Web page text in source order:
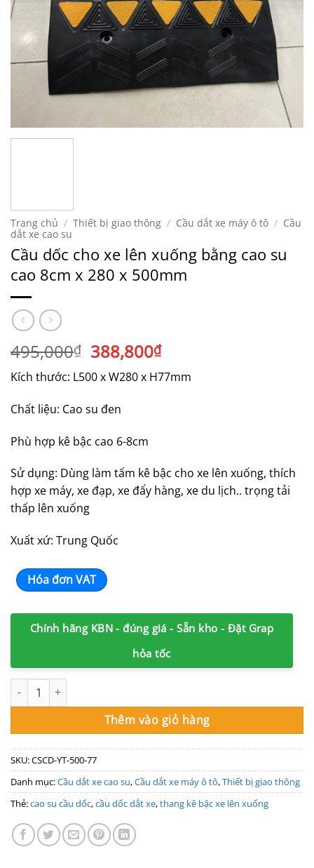
Trang chủ / Thiết bị giao thông / Cầu dắt xe máy ô tô / Cầu
dắt xe cao su
Cầu dốc cho xe lên xuống bằng cao su
cao 8cm x 280 x 500mm
495,000₫ Giá
gốc
là:
495,000₫.
388,800₫Giá
hiện
tại
Kích thước: L500 x W280 x H77mm
Chất liệu: Cao su đen
Phù hợp kê bậc cao 6-8cm
Sử dụng: Dùng làm tấm kê bậc cho xe lên xuống, thích
hợp xe máy, xe đạp, xe đẩy hàng, xe du lịch.. trọng tải
thấp lên xuống
Xuất xứ: Trung Quốc
Hóa đơn VAT
Chính hãng KBN - đúng giá - Sẵn kho - Đặt Grap
hỏa tốc
Cầu dốc cho xe lên xuống bằng cao su cao 8cm x 280 x 500mm
Thêm vào giỏ hàng
SKU:CSCD-YT-500-77
Danh mục:Cầu dắt xe cao su,Cầu dắt xe máy ô tô,Thiết bị giao thông
Thẻ:cao su cầu dốc,cầu dốc dắt xe,thang kê bậc xe lên xuống